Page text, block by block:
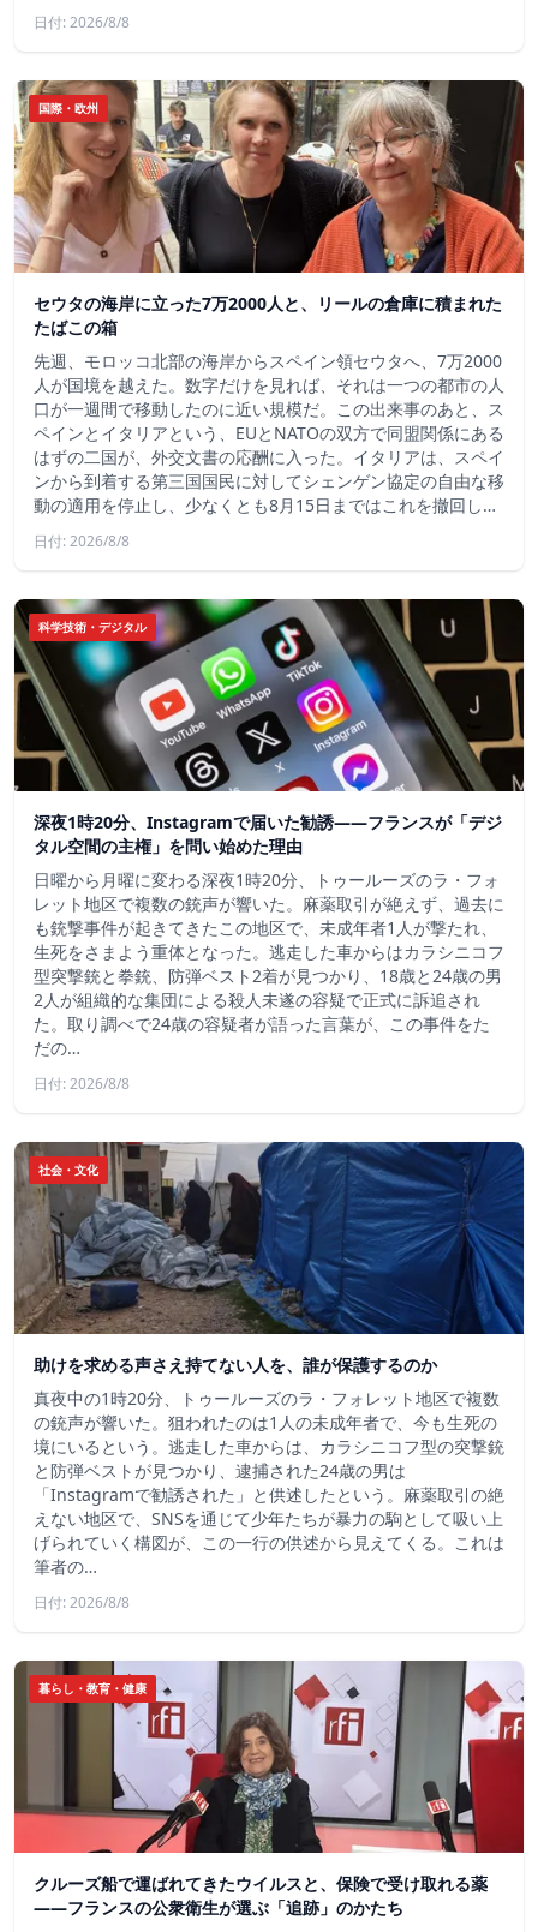
日付: 2026/8/8
国際・欧州
セウタの海岸に立った7万2000人と、リールの倉庫に積まれた
たばこの箱
先週、モロッコ北部の海岸からスペイン領セウタへ、7万2000
人が国境を越えた。数字だけを見れば、それは一つの都市の人
口が一週間で移動したのに近い規模だ。この出来事のあと、ス
ペインとイタリアという、EUとNATOの双方で同盟関係にある
はずの二国が、外交文書の応酬に入った。イタリアは、スペイ
ンから到着する第三国国民に対してシェンゲン協定の自由な移
動の適用を停止し、少なくとも8月15日まではこれを撤回し…
日付: 2026/8/8
科学技術・デジタル
深夜1時20分、Instagramで届いた勧誘――フランスが「デジ
タル空間の主権」を問い始めた理由
日曜から月曜に変わる深夜1時20分、トゥールーズのラ・フォ
レット地区で複数の銃声が響いた。麻薬取引が絶えず、過去に
も銃撃事件が起きてきたこの地区で、未成年者1人が撃たれ、
生死をさまよう重体となった。逃走した車からはカラシニコフ
型突撃銃と拳銃、防弾ベスト2着が見つかり、18歳と24歳の男
2人が組織的な集団による殺人未遂の容疑で正式に訴追され
た。取り調べで24歳の容疑者が語った言葉が、この事件をた
だの…
日付: 2026/8/8
社会・文化
助けを求める声さえ持てない人を、誰が保護するのか
真夜中の1時20分、トゥールーズのラ・フォレット地区で複数
の銃声が響いた。狙われたのは1人の未成年者で、今も生死の
境にいるという。逃走した車からは、カラシニコフ型の突撃銃
と防弾ベストが見つかり、逮捕された24歳の男は
「Instagramで勧誘された」と供述したという。麻薬取引の絶
えない地区で、SNSを通じて少年たちが暴力の駒として吸い上
げられていく構図が、この一行の供述から見えてくる。これは
筆者の…
日付: 2026/8/8
暮らし・教育・健康
クルーズ船で運ばれてきたウイルスと、保険で受け取れる薬
――フランスの公衆衛生が選ぶ「追跡」のかたち